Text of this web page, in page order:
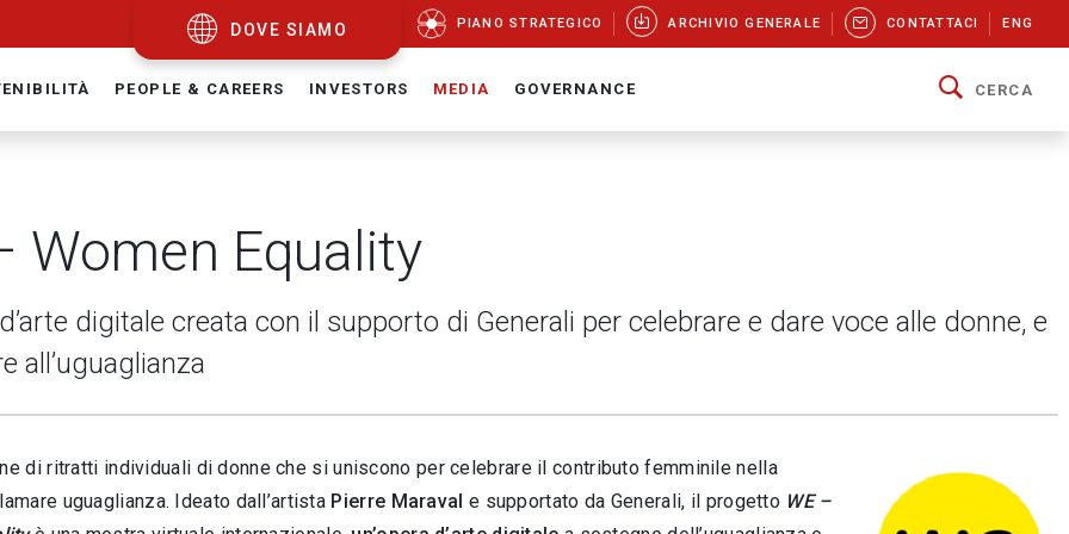
DOVE SIAMO PIANO STRATEGICO ARCHIVIO GENERALE CONTATTACI ENG
PEOPLE & CAREERS INVESTORS MEDIA GOVERNANCE CERCA
Women Equality
d’arte digitale creata con il supporto di Generali per celebrare e dare voce alle donne, e
all’uguaglianza
di ritratti individuali di donne che si uniscono per celebrare il contributo femminile nella
uguaglianza. Ideato dall’artista Pierre Maraval e supportato da Generali, il progetto WE –